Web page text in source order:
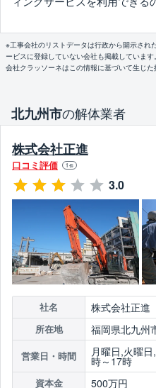
※工事会社のリストデータは行政から開示され
ービスに登録していない会社も掲載していま
会社クラッソーネはこの情報に基づいて生じた
北九州市の解体業者
株式会社正進
口コミ評価 1 件
3.0
社名 株式会社正進
所在地 福岡県北九州
営業日・時間 月曜日,火曜
時～17時
資本金 500万円